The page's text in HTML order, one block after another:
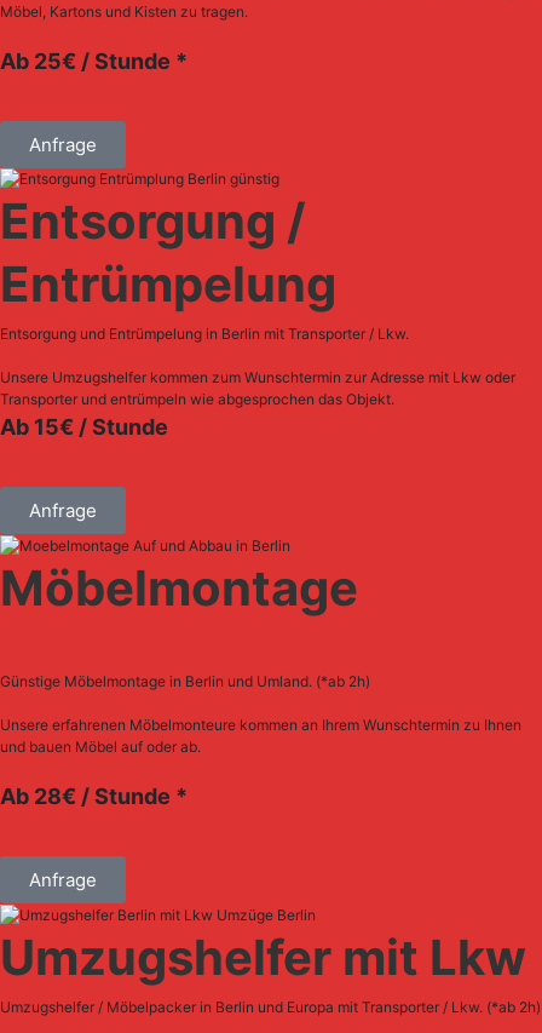
Möbel, Kartons und Kisten zu tragen.
Ab 25€ / Stunde *
Anfrage
Entsorgung /
Entrümpelung
Entsorgung und Entrümpelung in Berlin mit Transporter / Lkw.
Unsere Umzugshelfer kommen zum Wunschtermin zur Adresse mit Lkw oder
Transporter und entrümpeln wie abgesprochen das Objekt.
Ab 15€ / Stunde
Anfrage
Möbelmontage
Günstige Möbelmontage in Berlin und Umland. (*ab 2h)
Unsere erfahrenen Möbelmonteure kommen an Ihrem Wunschtermin zu Ihnen
und bauen Möbel auf oder ab.
Ab 28€ / Stunde *
Anfrage
Umzugshelfer mit Lkw
Umzugshelfer / Möbelpacker in Berlin und Europa mit Transporter / Lkw. (*ab 2h)